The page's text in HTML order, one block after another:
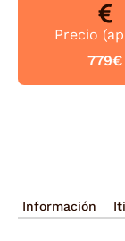
Precio
779€
Información